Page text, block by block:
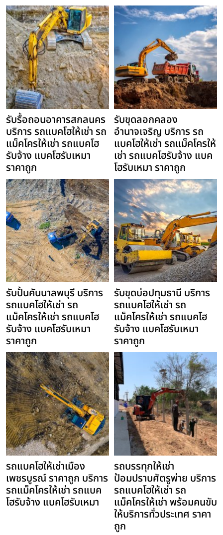
รับรื้อถอนอาคารสกลนคร
บริการ รถแบคโฮให้เช่า รถ
แม็คโครให้เช่า รถแบคโฮ
รับจ้าง แบคโฮรับเหมา
ราคาถูก
รับขุดลอกคลอง
อำนาจเจริญ บริการ รถ
แบคโฮให้เช่า รถแม็คโครให้
เช่า รถแบคโฮรับจ้าง แบค
โฮรับเหมา ราคาถูก
รับปั้นคันนาลพบุรี บริการ
รถแบคโฮให้เช่า รถ
แม็คโครให้เช่า รถแบคโฮ
รับจ้าง แบคโฮรับเหมา
ราคาถูก
รับขุดบ่อปทุมธานี บริการ
รถแบคโฮให้เช่า รถ
แม็คโครให้เช่า รถแบคโฮ
รับจ้าง แบคโฮรับเหมา
ราคาถูก
รถแบคโฮให้เช่าเมือง
เพชรบูรณ์ ราคาถูก บริการ
รถแม็คโครให้เช่า รถแบค
โฮรับจ้าง แบคโฮรับเหมา
รถบรรทุกให้เช่า
ป้อมปราบศัตรูพ่าย บริการ
รถแบคโฮให้เช่า รถ
แม็คโครให้เช่า พร้อมคนขับ
ให้บริการทั่วประเทศ ราคา
ถูก